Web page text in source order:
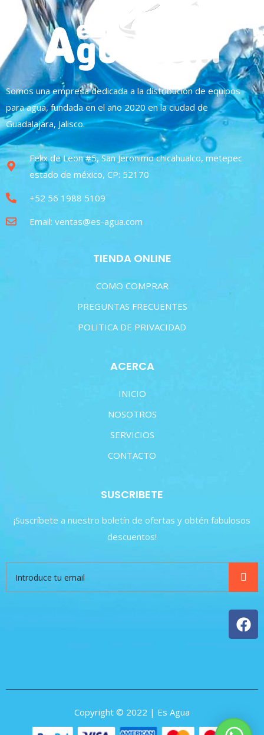
Somos una empresa dedicada a la distribución de equipos
para agua, fundada en el año 2020 en la ciudad de
Guadalajara, Jalisco.
Felix de Leon #5, San Jeronimo chicahualco, metepec
estado de méxico, CP: 52170
+52 56 1988 5109
Email: ventas@es-agua.com
TIENDA ONLINE
COMO COMPRAR
PREGUNTAS FRECUENTES
POLITICA DE PRIVACIDAD
ACERCA
INICIO
NOSOTROS
SERVICIOS
CONTACTO
SUSCRIBETE
¡Suscríbete a nuestro boletín de ofertas y obtén fabulosos
descuentos!
Copyright © 2022 | Es Agua